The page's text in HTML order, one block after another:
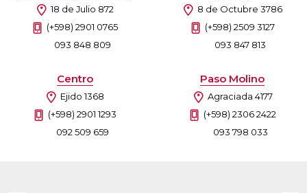
18 de Julio 872
(+598) 2901 0765
093 848 809
8 de Octubre 3786
(+598) 2509 3127
093 847 813
Centro
Ejido 1368
(+598) 2901 1293
092 509 659
Paso Molino
Agraciada 4177
(+598) 2306 2422
093 798 033